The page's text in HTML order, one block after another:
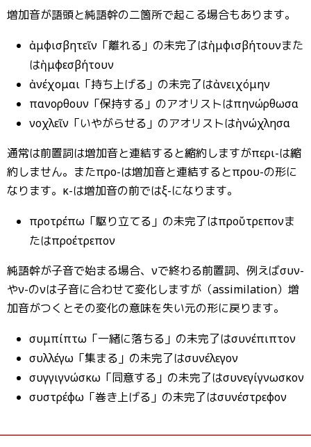
増加音が語頭と純語幹の二箇所で起こる場合もあります。
ἀμφισβητεῖν「離れる」の未完了はἠμφισβήτουνまた
はἠμφεσβήτουν
ἀνέχομαι「持ち上げる」の未完了はἀνειχόμην
ἐπανορθουν「保持する」のアオリストはἐπηνώρθωσα
ἐνοχλεῖν「いやがらせる」のアオリストはἠνώχλησα
通常は前置詞は増加音と連結すると縮約しますがπερι-は縮
約しません。またπρο-は増加音と連結するとπρου-の形に
なります。ἐκ-は増加音の前ではἐξ-になります。
προτρέπω「駆り立てる」の未完了はπροὔτρεπονま
たはπροέτρεπον
純語幹が子音で始まる場合、νで終わる前置詞、例えばσυν-
やἐν-のνは子音に合わせて変化しますが（assimilation）増
加音がつくとその変化の意味を失い元の形に戻ります。
συμπίπτω「一緒に落ちる」の未完了はσυνέπιπτον
συλλέγω「集まる」の未完了はσυνέλεγον
συγγιγνώσκω「同意する」の未完了はσυνεγίγνωσκον
συστρέφω「巻き上げる」の未完了はσυνέστρεφον